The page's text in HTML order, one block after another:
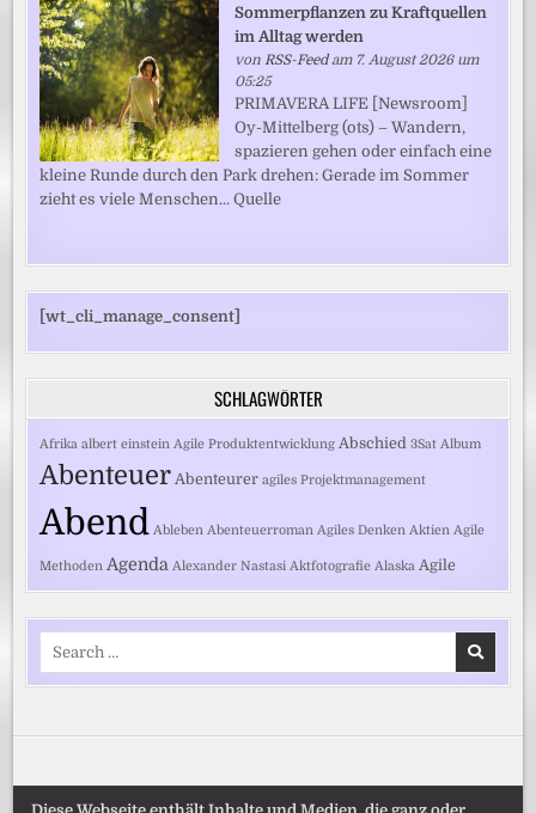
Sommerpflanzen zu Kraftquellen
im Alltag werden
vonRSS-Feedam 7. August 2026 um
05:25
PRIMAVERA LIFE [Newsroom]
Oy-Mittelberg (ots) – Wandern,
spazieren gehen oder einfach eine
kleine Runde durch den Park drehen: Gerade im Sommer
zieht es viele Menschen... Quelle
[wt_cli_manage_consent]
SCHLAGWÖRTER
Afrika albert einstein Agile Produktentwicklung Abschied 3Sat Album
Abenteuer Abenteurer agiles Projektmanagement
Abend Ableben Abenteuerroman Agiles Denken Aktien Agile
Methoden Agenda Alexander Nastasi Aktfotografie Alaska Agile
Search